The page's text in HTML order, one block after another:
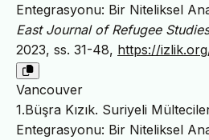
Entegrasyonu: Bir Niteliksel
East Journal of Refugee Studies
2023, ss. 31-48, https://
Vancouver
1.Büşra Kızık. Suriyeli
Entegrasyonu: Bir Niteliksel